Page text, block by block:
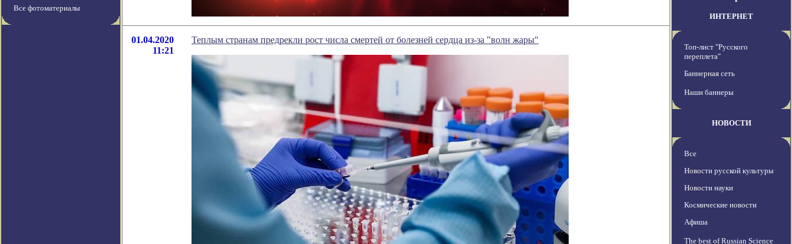
Все фотоматериалы
01.04.2020
11:21
Теплым странам предрекли рост числа смертей от болезней сердца из-за "волн жары"
ИНТЕРНЕТ
Топ-лист "Русского
переплета"
Баннерная сеть
Наши баннеры
НОВОСТИ
Все
Новости русской культуры
Новости науки
Космические новости
Афиша
The best of Russian Science